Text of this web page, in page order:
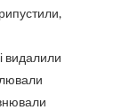
видалили